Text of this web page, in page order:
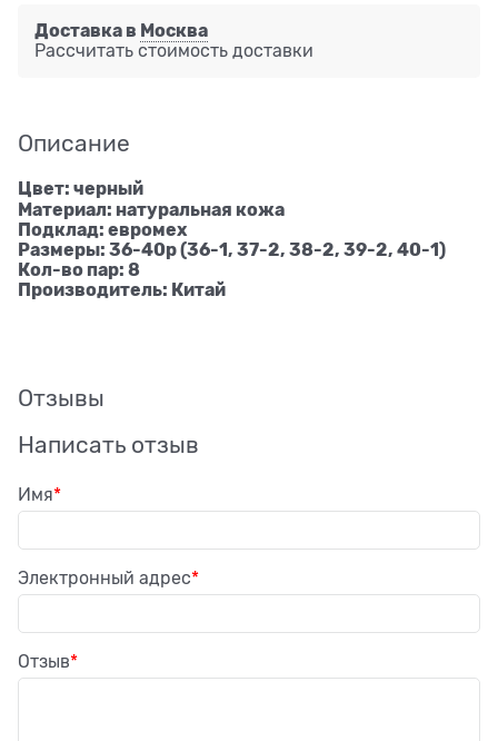
Доставка в Москва
Рассчитать стоимость доставки
Описание
Цвет: черный
Материал: натуральная кожа
Подклад: евромех
Размеры: 36-40р (36-1, 37-2, 38-2, 39-2, 40-1)
Кол-во пар: 8
Производитель: Китай
Отзывы
Написать отзыв
Имя
Электронный адрес
Отзыв